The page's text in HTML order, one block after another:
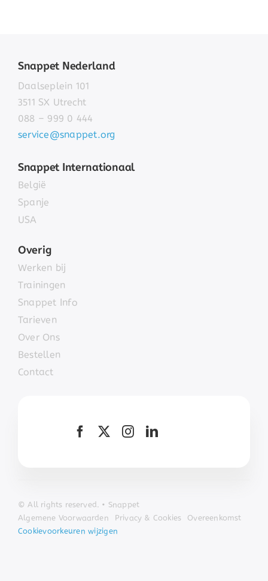
Snappet Nederland
Daalseplein 101
3511 SX Utrecht
088 – 999 0 444
service@snappet.org
Snappet Internationaal
België
Spanje
USA
Overig
Werken bij
Trainingen
Snappet Info
Tarieven
Over Ons
Bestellen
Contact
© All rights reserved. • Snappet
Algemene Voorwaarden
Privacy & Cookies
Overeenkomst
Cookievoorkeuren wijzigen